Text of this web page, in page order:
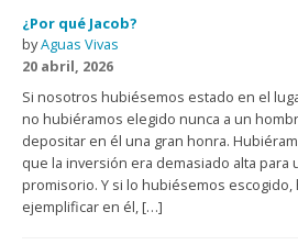
¿Por qué Jacob?
byAguas Vivas
20 abril, 2026
Si nosotros hubiésemos estado en el
no hubiéramos elegido nunca a un
depositar en él una gran honra.
que la inversión era demasiado alta para
promisorio. Y si lo hubiésemos escogido,
ejemplificar en él, […]